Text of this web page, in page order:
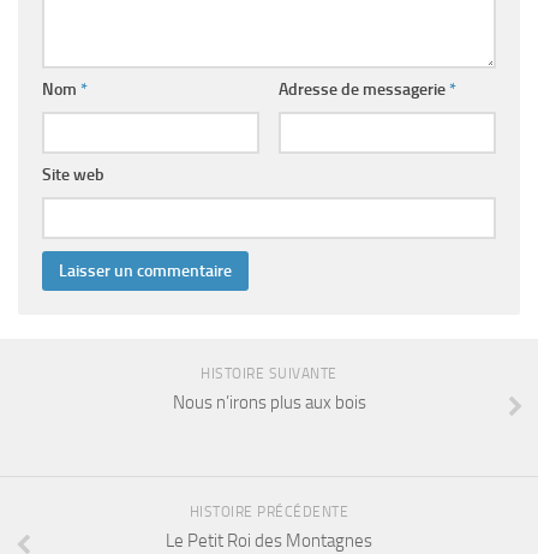
Nom * Adresse de messagerie*
Site web
HISTOIRE SUIVANTE
Nous n’irons plus aux bois
HISTOIRE PRÉCÉDENTE
Le Petit Roi des Montagnes